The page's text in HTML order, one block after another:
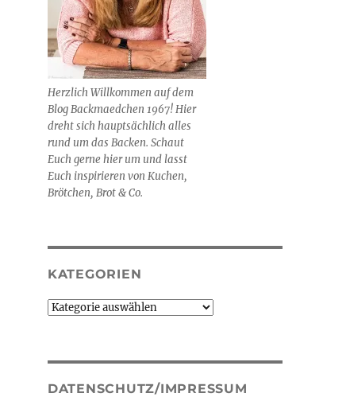
Herzlich Willkommen auf dem
Blog Backmaedchen 1967! Hier
dreht sich hauptsächlich alles
rund um das Backen. Schaut
Euch gerne hier um und lasst
Euch inspirieren von Kuchen,
Brötchen, Brot & Co.
KATEGORIEN
Kategorien
DATENSCHUTZ/IMPRESSUM